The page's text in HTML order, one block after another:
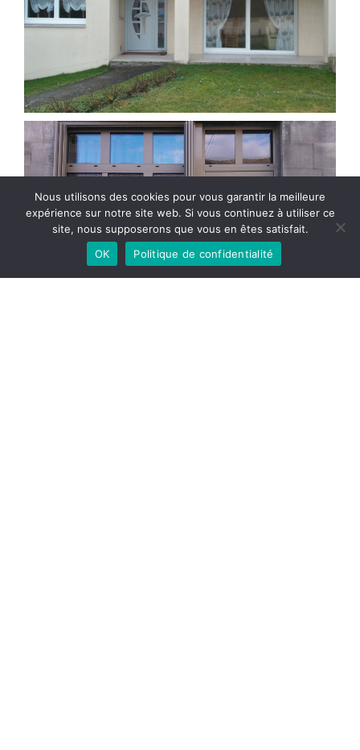
Nous utilisons des cookies pour vous garantir la meilleure
expérience sur notre site web. Si vous continuez à utiliser ce
site, nous supposerons que vous en êtes satisfait.
OK
Politique de confidentialité